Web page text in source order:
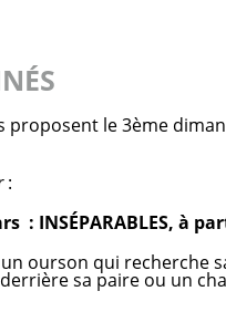
proposent le 3ème
:
: INSÉPARABLES, à
ourson qui recherche
sa paire ou un